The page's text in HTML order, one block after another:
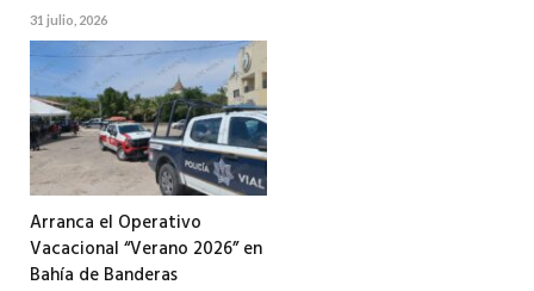
31 julio, 2026
Arranca el Operativo
Vacacional “Verano 2026” en
Bahía de Banderas